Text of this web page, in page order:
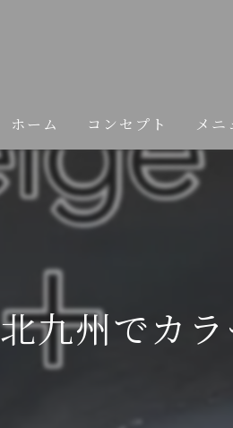
ホーム コンセプト メニ
北九州でカ